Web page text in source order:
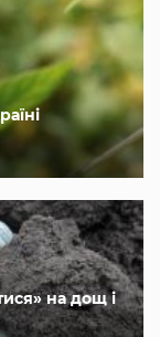
на дощ і